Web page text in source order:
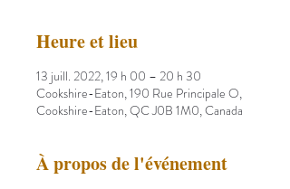
Heure et lieu
13 juill. 2022, 19 h 00 – 20 h 30
Cookshire-Eaton, 190 Rue Principale O,
Cookshire-Eaton, QC J0B 1M0, Canada
À propos de l'événement